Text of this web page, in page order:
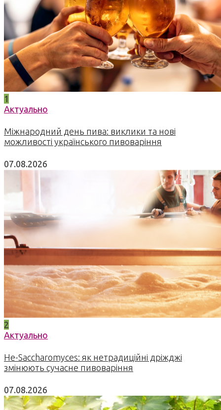
1
Актуально
Міжнародний день пива: виклики та нові
можливості українського пивоваріння
07.08.2026
2
Актуально
Не-Saccharomyces: як нетрадиційні дріжджі
змінюють сучасне пивоваріння
07.08.2026